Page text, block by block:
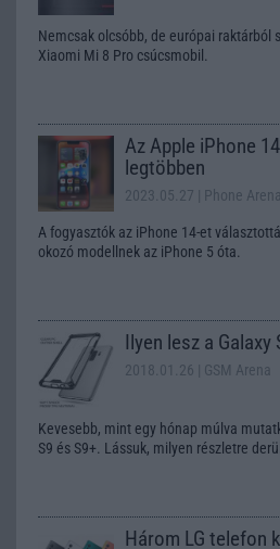
Nemcsak olcsóbb, de európai raktárból
Xiaomi Mi 8 Pro csúcsmobil.
Az Apple iPhone
legtöbben
2023.05.27 | Phone Arena
A fogyasztók az iPhone 14-et
okozó modellnek az iPhone 5 óta.
Ilyen lesz a Galaxy
2018.01.26 | GSM Arena
Kevesebb, mint egy hónap múlva
S9 és S9+. Lássuk, milyen részletre
Három LG telefon